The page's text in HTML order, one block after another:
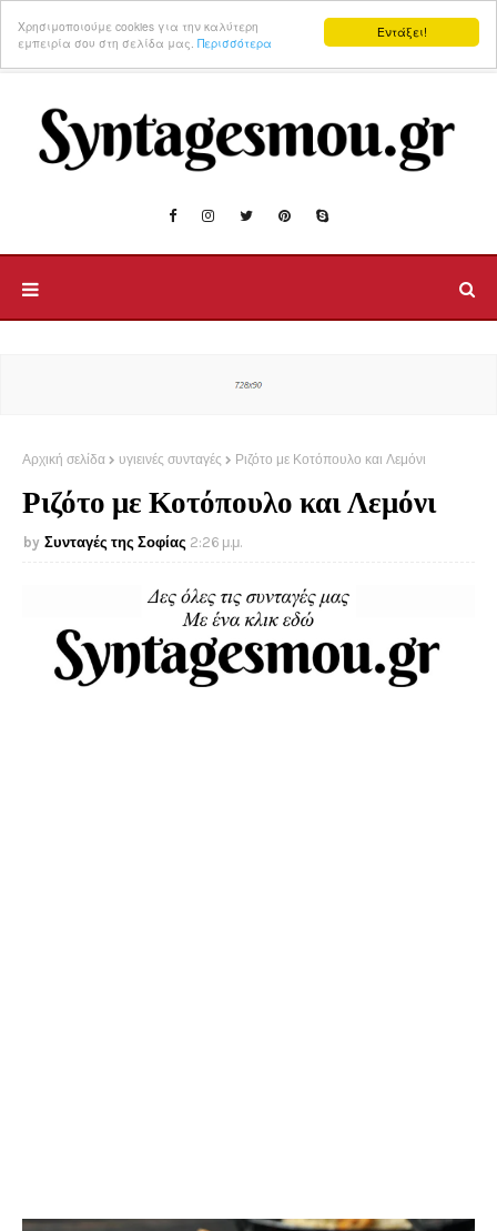
Εντάξει!
Χρησιμοποιούμε cookies για την καλύτερη
εμπειρία σου στη σελίδα μας. Περισσότερα
Αρχική σελίδα υγιεινές συνταγές Ριζότο με Κοτόπουλο και Λεμόνι
Ριζότο με Κοτόπουλο και Λεμόνι
Συνταγές της Σοφίας 2:26 μ.μ.